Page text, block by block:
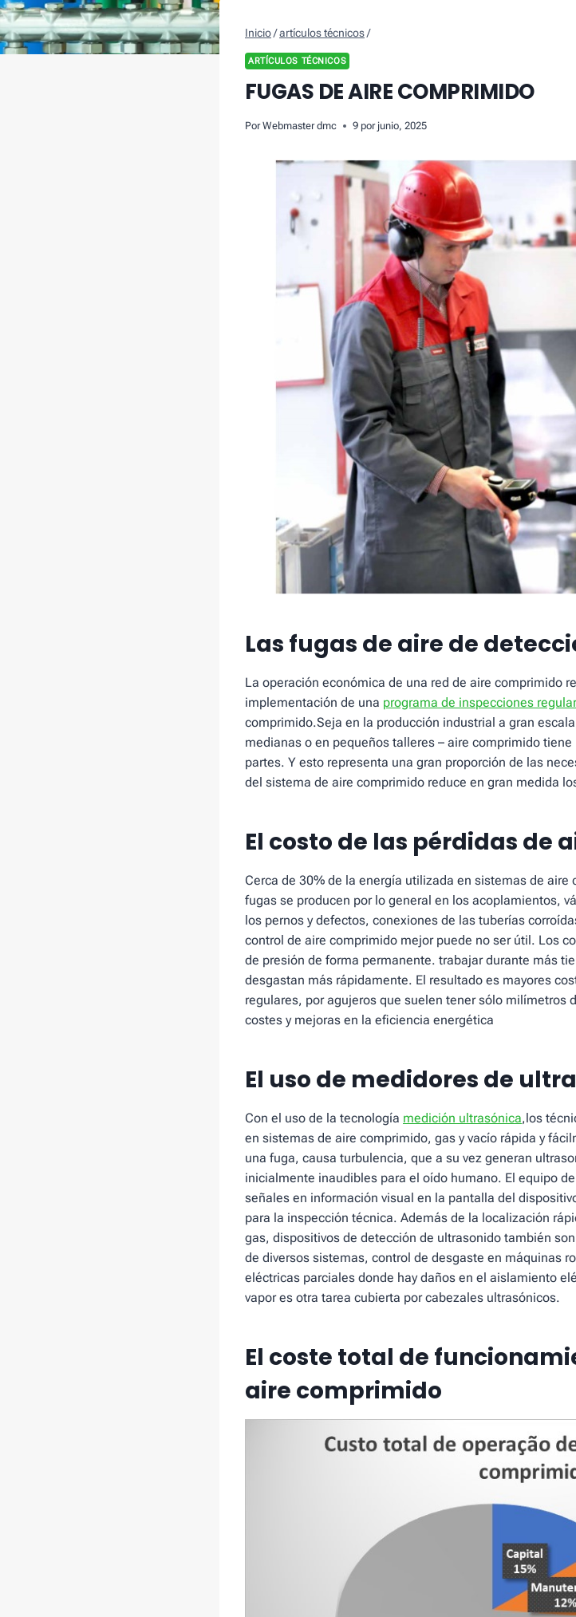
Inicio/artículos técnicos/
ARTÍCULOS TÉCNICOS
FUGAS DE AIRE COMPRIMIDO
Por Webmaster dmc 9 por junio, 2025
Las fugas de aire de
La operación económica de una red de aire comprimido
implementación de una programa de inspecciones
comprimido.Seja en la producción industrial a gran
medianas o en pequeños talleres – aire comprimido
partes. Y esto representa una gran proporción de las
del sistema de aire comprimido reduce en gran medida
El costo de las pérdidas de
Cerca de 30% de la energía utilizada en sistemas de
fugas se producen por lo general en los acoplamientos,
los pernos y defectos, conexiones de las tuberías
control de aire comprimido mejor puede no ser útil. Los
de presión de forma permanente. trabajar durante más
desgastan más rápidamente. El resultado es mayores
regulares, por agujeros que suelen tener sólo milímetros
costes y mejoras en la eficiencia energética
El uso de medidores de
Con el uso de la tecnología medición ultrasónica,los
en sistemas de aire comprimido, gas y vacío rápida y
una fuga, causa turbulencia, que a su vez generan
inicialmente inaudibles para el oído humano. El equipo
señales en información visual en la pantalla del
para la inspección técnica. Además de la localización
gas, dispositivos de detección de ultrasonido también
de diversos sistemas, control de desgaste en máquinas
eléctricas parciales donde hay daños en el aislamiento
vapor es otra tarea cubierta por cabezales ultrasónicos.
El coste total de
aire comprimido